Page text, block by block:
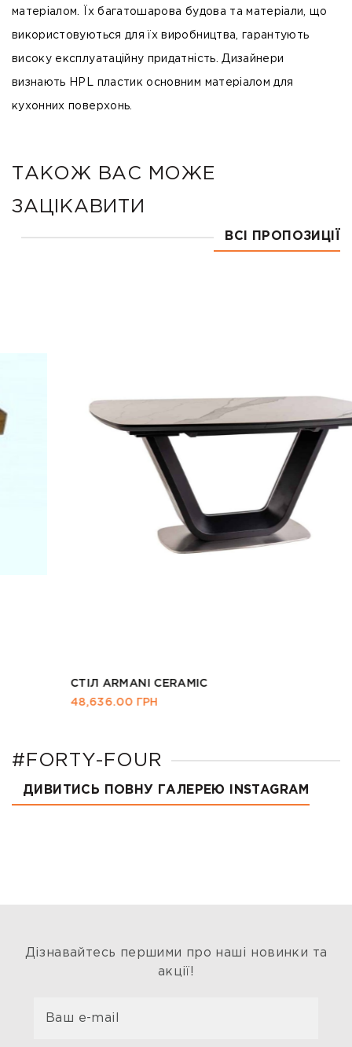
матеріалом. Їх багатошарова будова та матеріали, що
використовуються для їх виробництва, гарантують
високу експлуатаційну придатність. Дизайнери
визнають HPL пластик основним матеріалом для
кухонних поверхонь.
ТАКОЖ ВАС МОЖЕ
ЗАЦІКАВИТИ
ВСІ ПРОПОЗИЦІЇ
СТІЛ ARMANI CERAMIC
48,636.00ГРН
#FORTY-FOUR
ДИВИТИСЬ ПОВНУ ГАЛЕРЕЮ INSTAGRAM
Дізнавайтесь першими про наші новинки та
акції!